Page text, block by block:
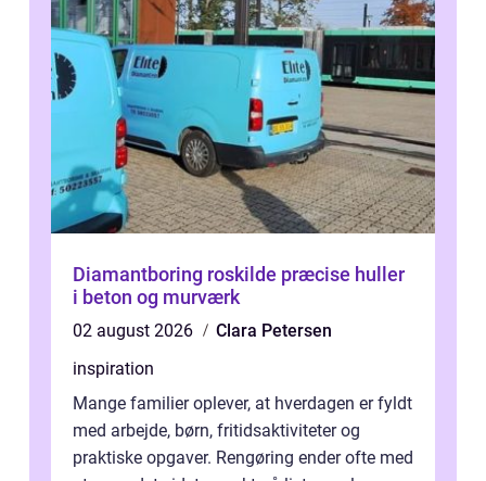
Diamantboring roskilde præcise huller
i beton og murværk
02 august 2026
Clara Petersen
inspiration
Mange familier oplever, at hverdagen er fyldt
med arbejde, børn, fritidsaktiviteter og
praktiske opgaver. Rengøring ender ofte med